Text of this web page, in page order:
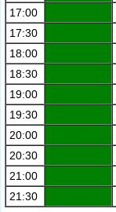
17:00
17:30
18:00
18:30
19:00
19:30
20:00
20:30
21:00
21:30